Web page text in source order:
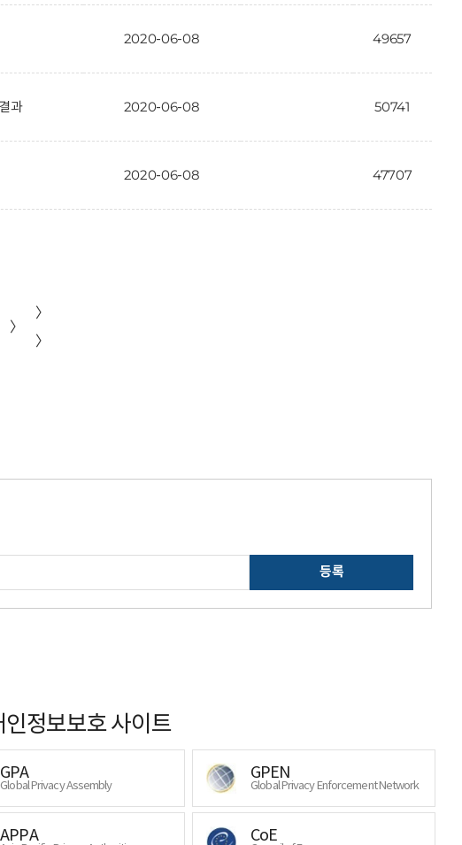
2020-06-08 49657
과 2020-06-08 50741
2020-06-08 47707
〉
〉
〉
등록
인정보보호 사이트
GPA
Global Privacy Assembly
GPEN
Global Privacy Enforcement Network
APPA CoE